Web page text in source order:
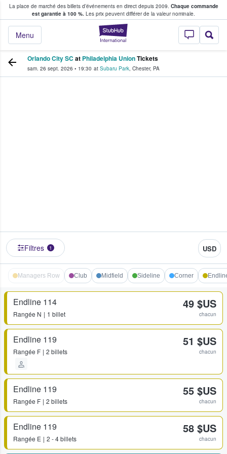
La place de marché des billets d’événements en direct depuis 2009. Chaque commande
est garantie à 100 %. Les prix peuvent différer de la valeur nominale.
StubHub - Où
Menu
fans achètent et vendent des billets
Orlando City SC at Philadelphia UnionTickets
sam. 26 sept. 2026 • 19:30 at Subaru Park, Chester, PA
Filtres 1 USD
Managers Row Club Midfield Sideline Corner
Endline 114
Rangée N 1 billet
49 $US
chacun
Endline 119
Rangée F 2 billets
51 $US
chacun
Endline 119
Rangée F 2 billets
55 $US
chacun
Endline 119
Rangée E 2 - 4 billets
58 $US
chacun